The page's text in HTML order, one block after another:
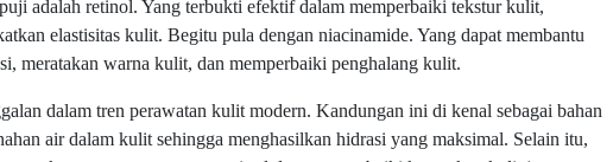
adalah retinol. Yang terbukti efektif dalam memperbaiki tekstur kulit,
elastisitas kulit. Begitu pula dengan niacinamide. Yang dapat membantu
meratakan warna kulit, dan memperbaiki penghalang kulit.
dalam tren perawatan kulit modern. Kandungan ini di kenal sebagai bahan
air dalam kulit sehingga menghasilkan hidrasi yang maksimal. Selain itu,